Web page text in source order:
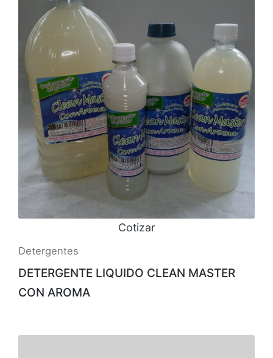
Cotizar
Detergentes
DETERGENTE LIQUIDO CLEAN MASTER
CON AROMA